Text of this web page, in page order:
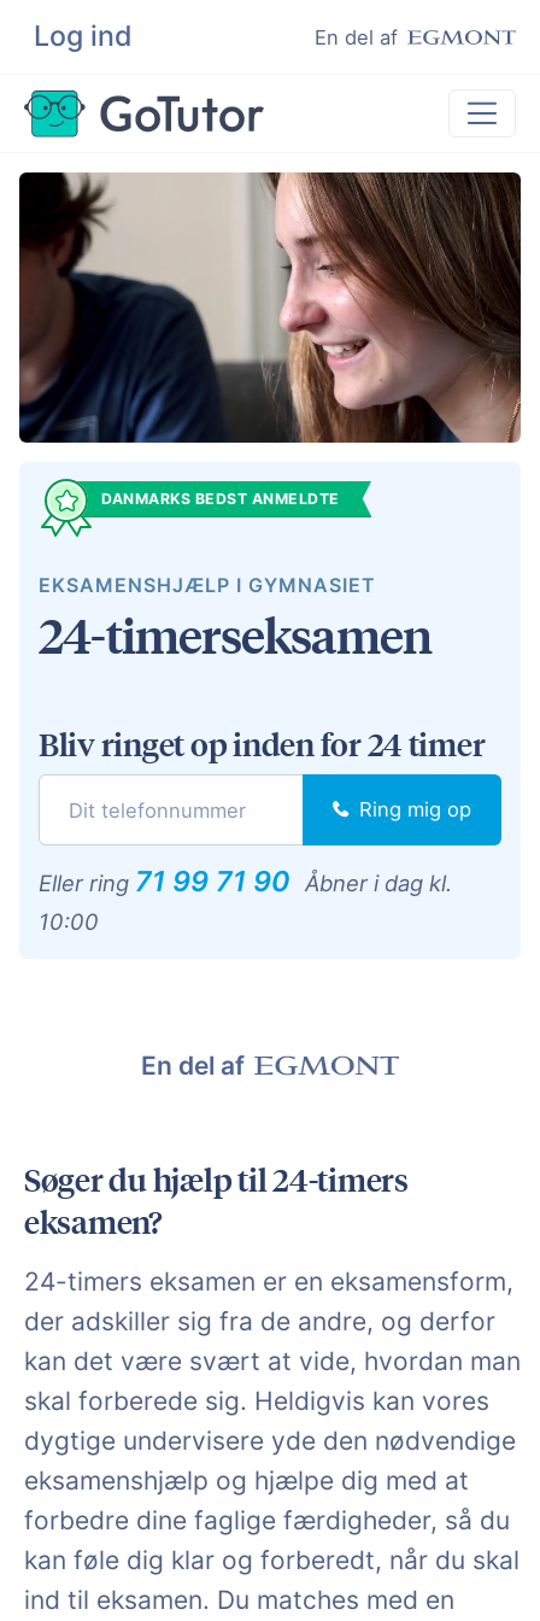
Log ind En del af
Søg
Lektiehjælp
Eksamenshjælp
Hjælp til ordblinde
Kundeudtalelser
Undervisere
DANMARKS BEDST ANMELDTE
EKSAMENSHJÆLP I GYMNASIET
24-timerseksamen
Bliv ringet op inden for 24 timer
Ring mig op
Eller ring 71 99 71 90 Åbner i dag kl.
10:00
En del af
Søger du hjælp til 24-timers
eksamen?
24-timers eksamen er en eksamensform,
der adskiller sig fra de andre, og derfor
kan det være svært at vide, hvordan man
skal forberede sig. Heldigvis kan vores
dygtige undervisere yde den nødvendige
eksamenshjælp og hjælpe dig med at
forbedre dine faglige færdigheder, så du
kan føle dig klar og forberedt, når du skal
ind til eksamen. Du matches med en